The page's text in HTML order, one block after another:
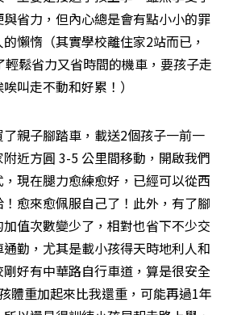
省力，但內心總是會有點小小的罪
懶惰（其實學校離住家2站而已，
鬆省力又省時間的機車，要孩子走
叫走不動和好累！）
親子腳踏車，載送2個孩子一前一
近方圓 3-5 公里間移動，開啟我們
現在腿力愈練愈好，已經可以從西
愈來愈佩服自己了！此外，有了腳
值次數變少了，相對也省下不少交
勤，尤其是載小孩得天時地利人和
好有中華路自行車道，算是很安全
體重加起來比我還重，可能再過1年